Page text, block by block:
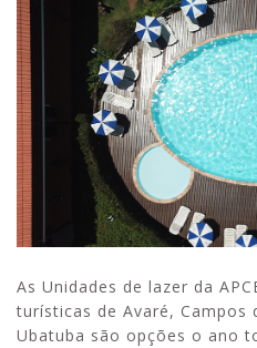
As Unidades de lazer da
turísticas de Avaré, Campos
Ubatuba são opções o ano